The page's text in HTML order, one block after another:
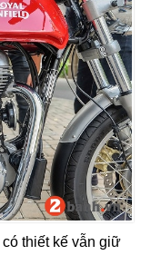
có thiết kế vẫn giữ